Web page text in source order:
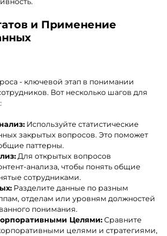
и Применение
- ключевой этап в понимании
Вот несколько шагов для
Используйте статистические
закрытых вопросов. Это поможет
паттерны.
Для открытых вопросов
анализа, чтобы понять общие
сотрудниками.
Разделите данные по разным
отделам или уровням должностей
понимания.
Целями: Сравните
целями и стратегиями,